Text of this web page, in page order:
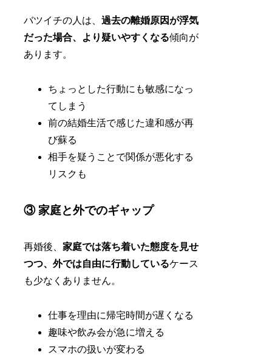
バツイチの人は、過去の離婚原因が浮気
だった場合、より疑いやすくなる傾向が
あります。
ちょっとした行動にも敏感になっ
てしまう
前の結婚生活で感じた違和感が再
び蘇る
相手を疑うことで関係が悪化する
リスクも
③ 家庭と外でのギャップ
再婚後、家庭では落ち着いた態度を見せ
つつ、外では自由に行動しているケース
も少なくありません。
仕事を理由に帰宅時間が遅くなる
趣味や飲み会が急に増える
スマホの扱いが変わる